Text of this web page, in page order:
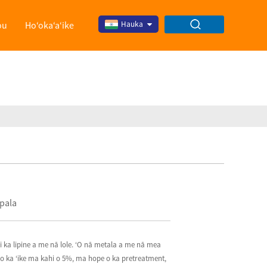
Hauka
Hoʻokaʻaʻike
ka lipine a me nā lole. ʻO nā metala a me nā mea
ka ʻike ma kahi o 5%, ma hope o ka pretreatment,